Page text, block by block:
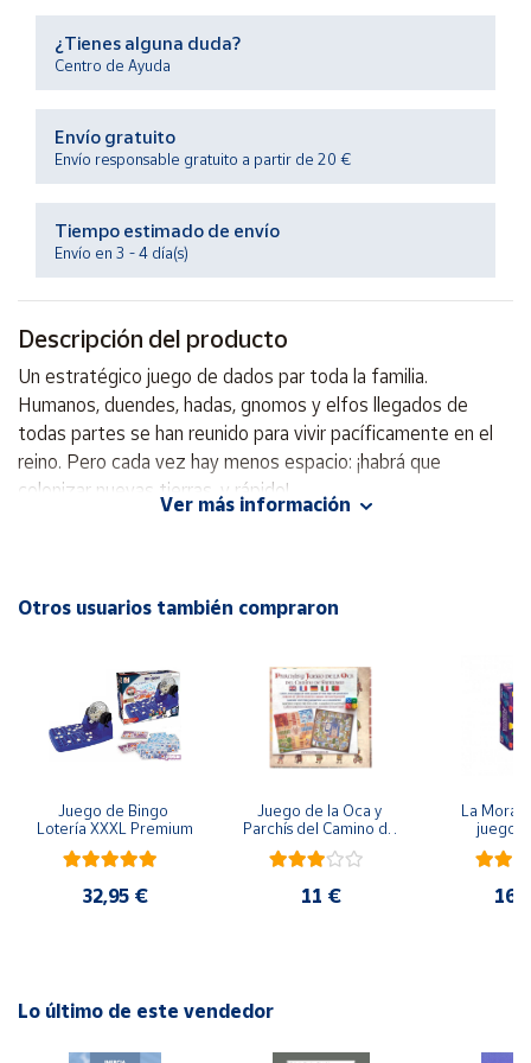
Productos
Solidarios
Ayuda
Centro
Contacto
Vendedores
Mapa de
Hazte
vendedor
Área
Ubicación
Península
Baleares
Canarias,
¿Tienes alguna duda?
Centro de Ayuda
Envío gratuito
Envío responsable gratuito a partir de 20 €
Tiempo estimado de envío
Envío en 3 - 4 día(s)
Descripción del producto
Un estratégico juego de dados par toda la familia.
Humanos, duendes, hadas, gnomos y elfos llegados de
todas partes se han reunido para vivir pacíficamente en el
reino. Pero cada vez hay menos espacio: ¡habrá que
colonizar nuevas tierras, y rápido!
Advertencias:
piezas pequeñas. Peligro de asfixia
Ver más información
Otros usuarios también compraron
Juego de Bingo
Lotería XXXL Premium
32,95 €
Juego de la Oca y
Parchís del Camino de
Santiago
11 €
La
juego
Lo último de este vendedor